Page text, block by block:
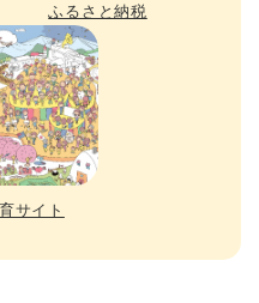
ふるさと納税
サイト